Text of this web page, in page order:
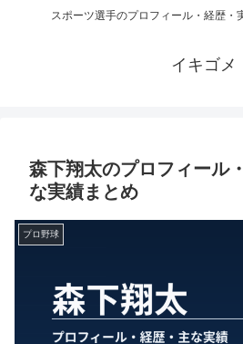
スポーツ選手のプロフィール・経歴・
イキゴメ
森下翔太のプロフィール
な実績まとめ
プロ野球